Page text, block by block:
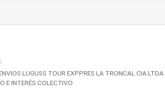
LUGUSS TOUR EXPPRES LA TRONCAL CIA.LTDA.
E INTERÉS COLECTIVO